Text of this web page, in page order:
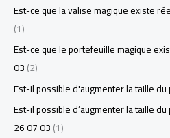
Est-ce que la valise magique existe
(1)
Est-ce que le portefeuille magique
03(2)
Est-il possible d'augmenter la taille
Est-il possible d’augmenter la taille
26 07 03(1)